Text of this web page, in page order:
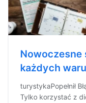
Nowoczesne
każdych
turystykaPopełnił
Tylko korzystać z